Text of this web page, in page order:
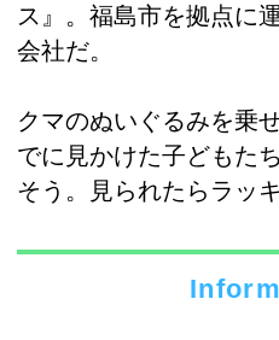
ス』。福島市を拠点に
会社だ。
クマのぬいぐるみを乗
でに見かけた子どもた
そう。見られたらラッ